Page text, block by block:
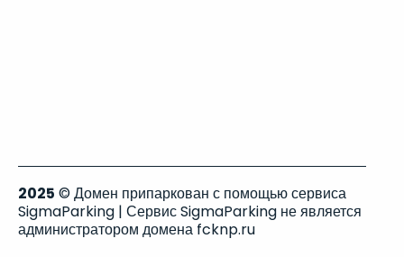
2025 © Домен припаркован с помощью сервиса
SigmaParking | Сервис SigmaParking не является
администратором домена fcknp.ru